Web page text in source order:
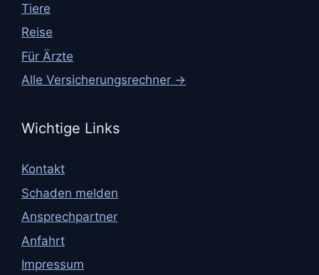
Tiere
Reise
Für Ärzte
Alle Versicherungsrechner →
Wichtige Links
Kontakt
Schaden melden
Ansprechpartner
Anfahrt
Impressum